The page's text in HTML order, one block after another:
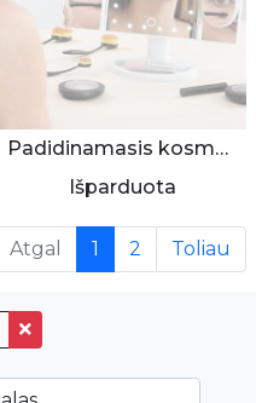
Padidinamasis kosmetinis veidrodis su apšvietimu
Išparduota
Atgal 1 (current)
2 Toliau